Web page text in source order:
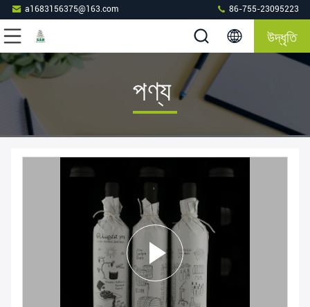
a1683156375@163.com 86-755-23095223
উদ্ধৃতি
পণ্য